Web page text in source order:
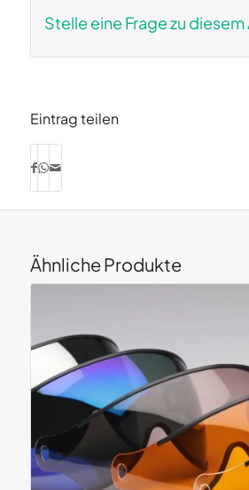
Stelle eine Frage zu
Eintrag teilen
Ähnliche Produkte